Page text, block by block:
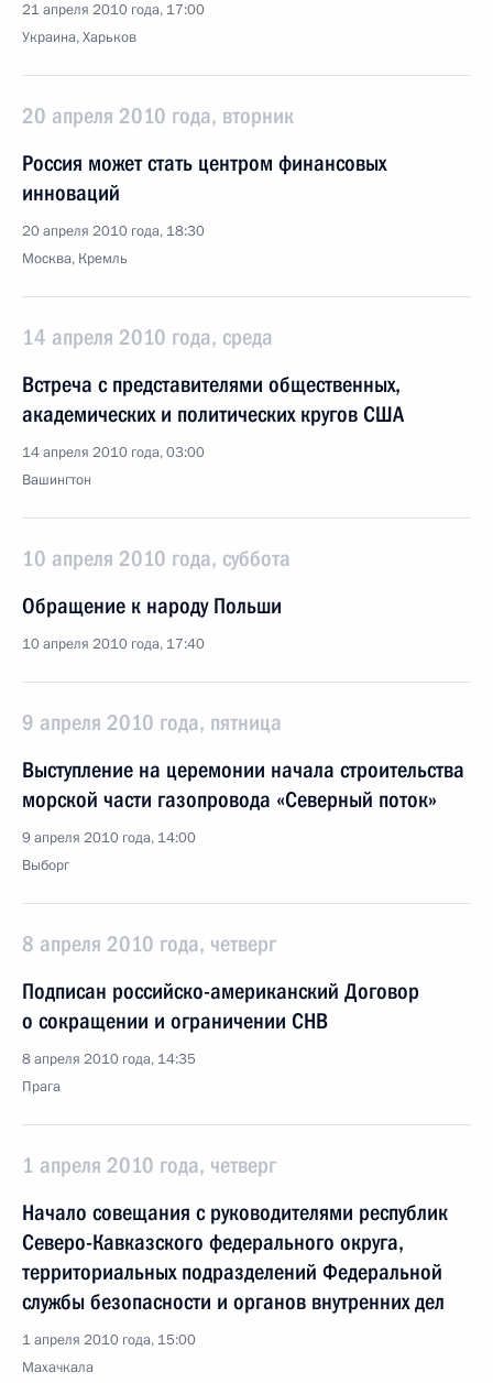
21 апреля 2010 года, 17:00
Украина, Харьков
20 апреля 2010 года, вторник
Россия может стать центром финансовых
инноваций
20 апреля 2010 года, 18:30
Москва, Кремль
14 апреля 2010 года, среда
Встреча с представителями общественных,
академических и политических кругов США
14 апреля 2010 года, 03:00
Вашингтон
10 апреля 2010 года, суббота
Обращение к народу Польши
10 апреля 2010 года, 17:40
9 апреля 2010 года, пятница
Выступление на церемонии начала строительства
морской части газопровода «Северный поток»
9 апреля 2010 года, 14:00
Выборг
8 апреля 2010 года, четверг
Подписан российско-американский Договор
о сокращении и ограничении СНВ
8 апреля 2010 года, 14:35
Прага
1 апреля 2010 года, четверг
Начало совещания с руководителями республик
Северо-Кавказского федерального округа,
территориальных подразделений Федеральной
службы безопасности и органов внутренних дел
1 апреля 2010 года, 15:00
Махачкала